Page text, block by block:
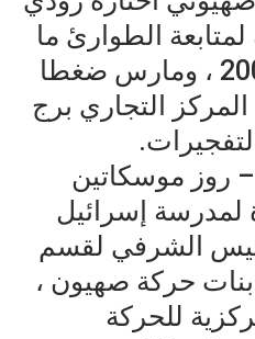
لمتابعة الطوارئ ما
بين عامي 1996 و2000 ، ومارس ضغطا
المركز التجاري برج
روز موسكاتين
إسرائيل
الشرفي لقسم
حركة صهيون ،
للحركة